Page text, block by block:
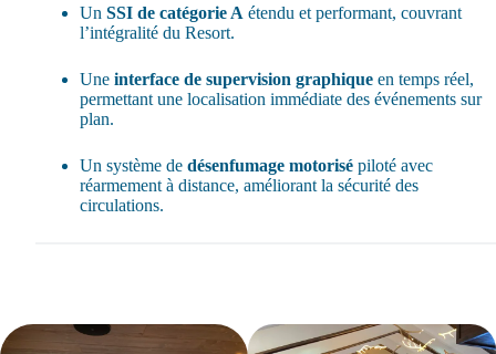
Un SSI de catégorie A étendu et performant, couvrant
l’intégralité du Resort.
Une interface de supervision graphique en temps réel,
permettant une localisation immédiate des événements sur
plan.
Un système de désenfumage motorisé piloté avec
réarmement à distance, améliorant la sécurité des
circulations.